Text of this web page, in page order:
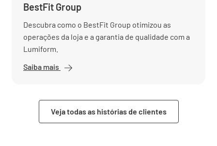
BestFit Group
Descubra como o BestFit Group otimizou as
operações da loja e a garantia de qualidade com a
Lumiform.
Saiba mais
Veja todas as histórias de clientes